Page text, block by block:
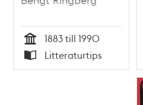
Tid
1883 till 1990
Typ
Litteraturtips